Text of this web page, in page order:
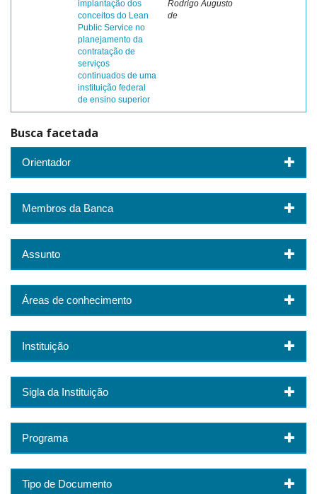
implantação dos
conceitos do Lean
Public Service no
planejamento da
contratação de
serviços
continuados de uma
instituição federal
de ensino superior
Rodrigo Augusto
de
Busca facetada
Orientador
Membros da Banca
Assunto
Áreas de conhecimento
Instituição
Sigla da Instituição
Programa
Tipo de Documento